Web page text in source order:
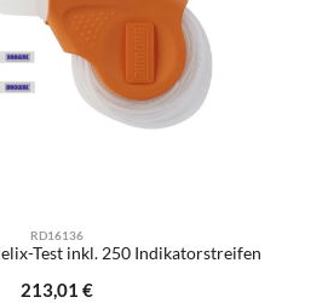
RD16136
Test inkl. 250 Indikatorstreifen
Regulärer Preis:
213,01 €